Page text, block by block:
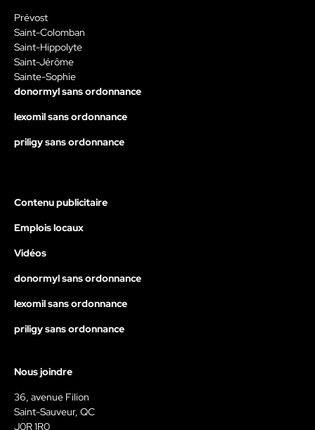
Prévost
Saint-Colomban
Saint-Hippolyte
Saint-Jérôme
Sainte-Sophie
donormyl sans ordonnance
lexomil sans ordonnance
priligy sans ordonnance
Contenu publicitaire
Emplois locaux
Vidéos
donormyl sans ordonnance
lexomil sans ordonnance
priligy sans ordonnance
Nous joindre
36, avenue Filion
Saint-Sauveur, QC
J0R 1R0